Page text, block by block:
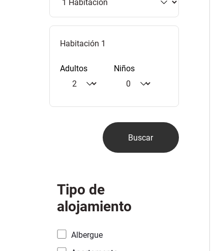
Habitación 1
Adultos Niños
Tipo de
alojamiento
Albergue